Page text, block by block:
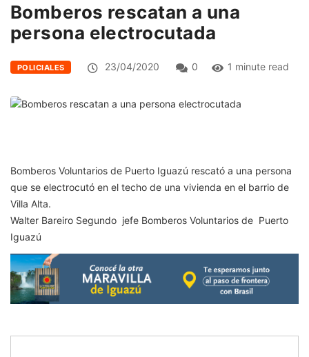
Bomberos rescatan a una
persona electrocutada
POLICIALES 23/04/2020 0 1 minute read
Bomberos Voluntarios de Puerto Iguazú rescató a una persona
que se electrocutó en el techo de una vivienda en el barrio de
Villa Alta.
Walter Bareiro Segundo jefe Bomberos Voluntarios de Puerto
Iguazú